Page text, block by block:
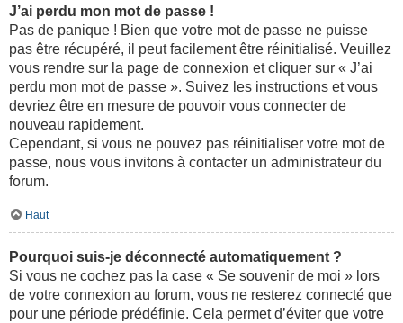
J’ai perdu mon mot de passe !
Pas de panique ! Bien que votre mot de passe ne puisse
pas être récupéré, il peut facilement être réinitialisé. Veuillez
vous rendre sur la page de connexion et cliquer sur « J’ai
perdu mon mot de passe ». Suivez les instructions et vous
devriez être en mesure de pouvoir vous connecter de
nouveau rapidement.
Cependant, si vous ne pouvez pas réinitialiser votre mot de
passe, nous vous invitons à contacter un administrateur du
forum.
Haut
Pourquoi suis-je déconnecté automatiquement ?
Si vous ne cochez pas la case « Se souvenir de moi » lors
de votre connexion au forum, vous ne resterez connecté que
pour une période prédéfinie. Cela permet d’éviter que votre